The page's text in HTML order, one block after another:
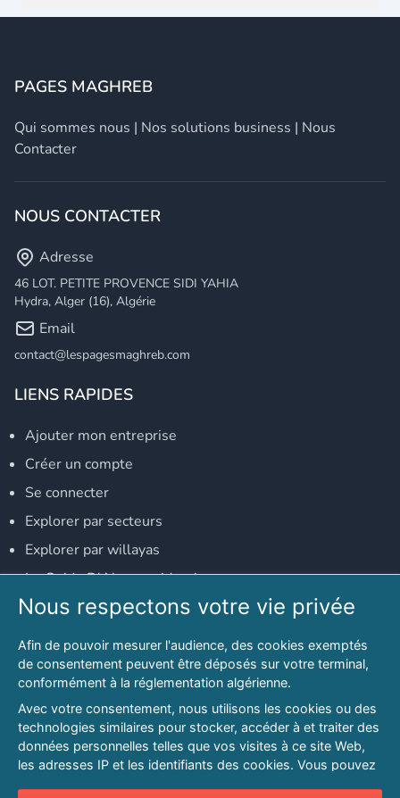
PAGES MAGHREB
Qui sommes nous | Nos solutions business | Nous
Contacter
NOUS CONTACTER
Adresse
46 LOT. PETITE PROVENCE SIDI YAHIA
Hydra, Alger (16), Algérie
Email
contact@lespagesmaghreb.com
LIENS RAPIDES
Ajouter mon entreprise
Créer un compte
Se connecter
Explorer par secteurs
Explorer par willayas
Le Guide D'Alger, guide-alger.com
NOS RÉSEAUX SOCIAUX
Notre page Facebook
Notre page LinkedIn
Notre page Instagram
Notre page Twitter
Nous respectons votre vie privée
Afin de pouvoir mesurer l'audience, des cookies exemptés
de consentement peuvent être déposés sur votre terminal,
conformément à la réglementation algérienne.
Avec votre consentement, nous utilisons les cookies ou des
technologies similaires pour stocker, accéder à et traiter des
données personnelles telles que vos visites à ce site Web,
les adresses IP et les identifiants des cookies. Vous pouvez